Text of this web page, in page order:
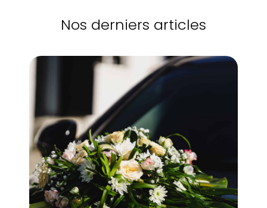
Nos derniers articles